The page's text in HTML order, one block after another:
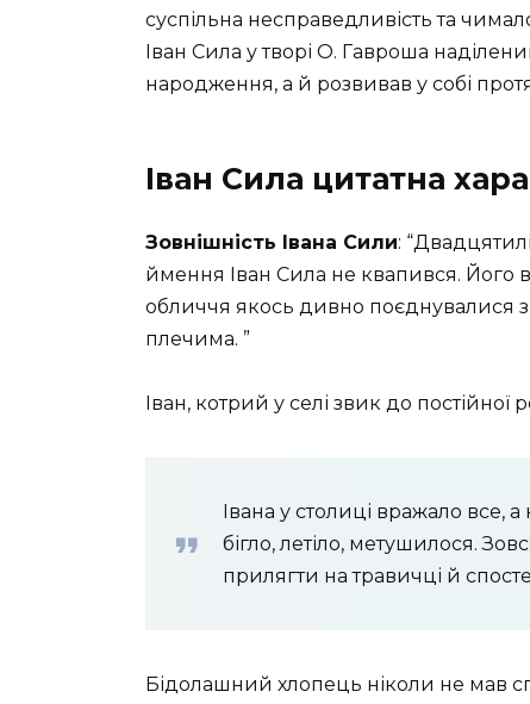
суспільна несправедливість та
Іван Сила у творі О. Гавроша
народження, а й розвивав у собі
Іван Сила цитатна
Зовнішність Івана Сили:
ймення Іван Сила не квапився. Його
обличчя якось дивно поєднувалися
плечима. ”
Іван, котрий у селі звик до
Івана у столиці вражало все,
бігло, летіло, метушилося.
прилягти на травичці й
Бідолашний хлопець ніколи не мав